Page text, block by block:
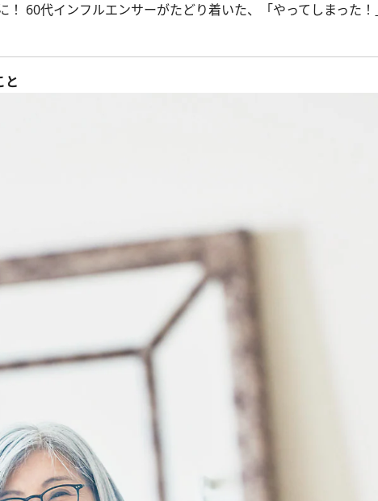
！ 60代インフルエンサーがたどり着いた、「やってしまった
と